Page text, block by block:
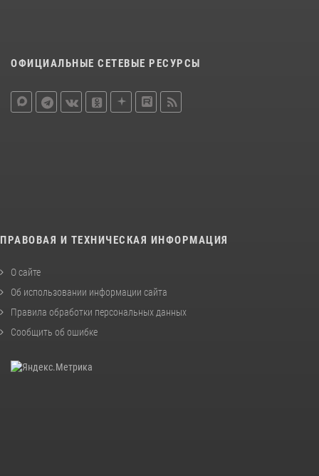
ОФИЦИАЛЬНЫЕ СЕТЕВЫЕ РЕСУРСЫ
ПРАВОВАЯ И ТЕХНИЧЕСКАЯ ИНФОРМАЦИЯ
О сайте
Об использовании информации сайта
Правила обработки персональных данных
Сообщить об ошибке